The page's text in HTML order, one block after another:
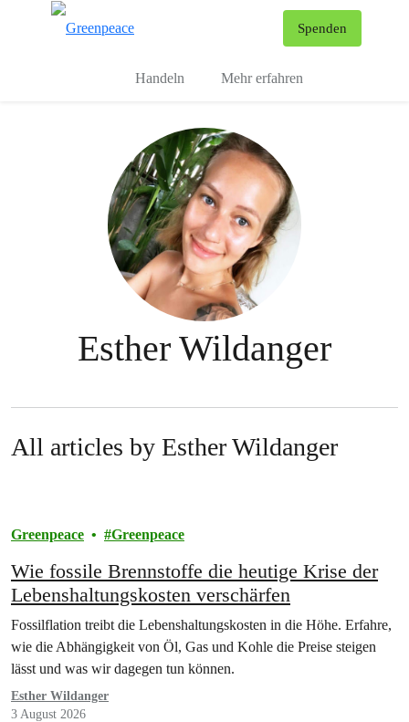
Spenden
Handeln Mehr erfahren
Esther Wildanger
All articles by Esther Wildanger
Greenpeace Greenpeace
Wie fossile Brennstoffe die heutige Krise der
Lebenshaltungskosten verschärfen
Fossilflation treibt die Lebenshaltungskosten in die Höhe. Erfahre,
wie die Abhängigkeit von Öl, Gas und Kohle die Preise steigen
lässt und was wir dagegen tun können.
Esther Wildanger
3 August 2026